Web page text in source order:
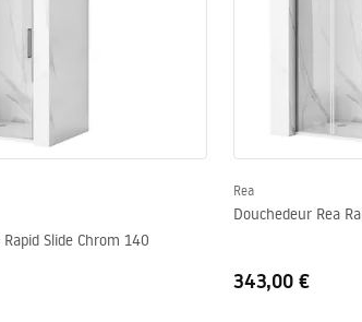
Slide Chrom 140
Rea
Douchedeur Rea
343,00 €